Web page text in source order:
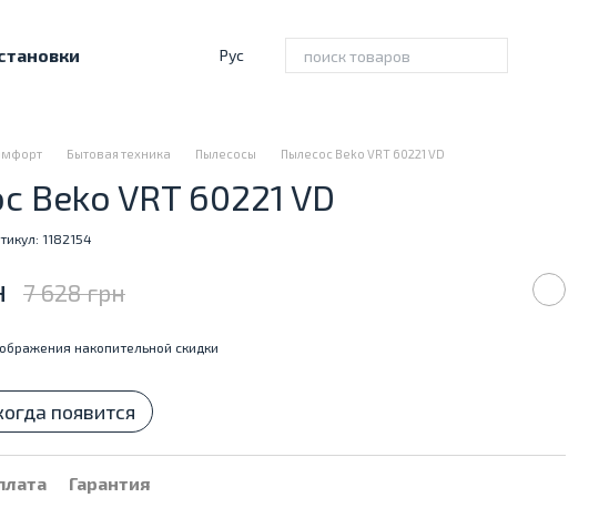
Рус
Бытовая техника Пылесосы Пылесос Beko VRT 60221 VD
Beko VRT 60221 VD
1182154
7 628 грн
накопительной скидки
появится
Гарантия